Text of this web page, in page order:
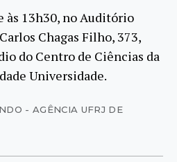
às 13h30, no Auditório
Chagas Filho, 373,
do Centro de Ciências da
Universidade.
- AGÊNCIA UFRJ DE